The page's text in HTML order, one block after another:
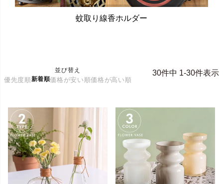
蚊取り線香ホルダー
並び替え
優先度順新着順価格が安い順価格が高い順
30件中 1-30件表示